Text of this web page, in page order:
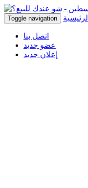
Toggle navigation الرئيسية
اتصل بنا
عضو جديد
إعلان جديد